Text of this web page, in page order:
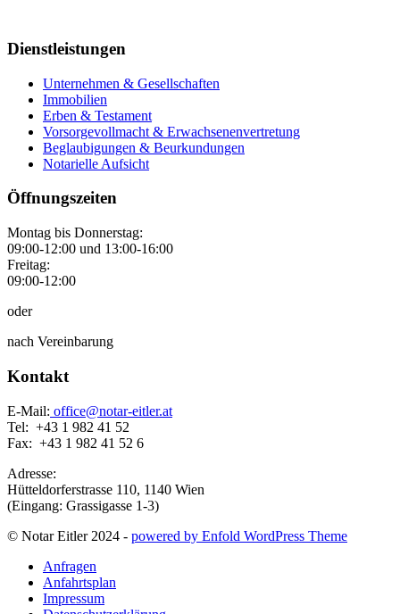
Dienstleistungen
Unternehmen & Gesellschaften
Immobilien
Erben & Testament
Vorsorgevollmacht & Erwachsenenvertretung
Beglaubigungen & Beurkundungen
Notarielle Aufsicht
Öffnungszeiten
Montag bis Donnerstag:
09:00-12:00 und 13:00-16:00
Freitag:
09:00-12:00
oder
nach Vereinbarung
Kontakt
E-Mail: office@notar-eitler.at
Tel: +43 1 982 41 52
Fax: +43 1 982 41 52 6
Adresse:
Hütteldorferstrasse 110, 1140 Wien
(Eingang: Grassigasse 1-3)
© Notar Eitler 2024 - powered by Enfold WordPress Theme
Anfragen
Anfahrtsplan
Impressum